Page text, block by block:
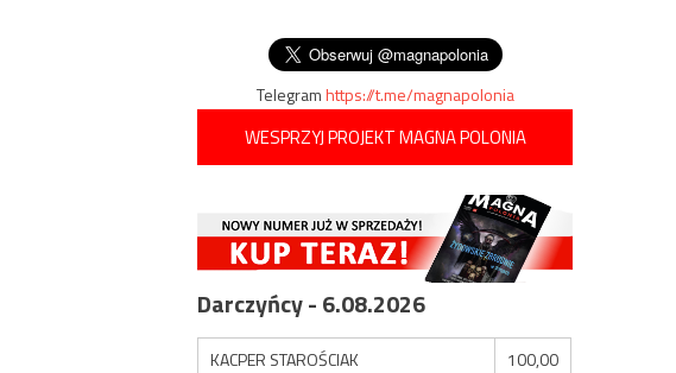
Telegramhttps://t.me/magnapolonia
WESPRZYJ PROJEKT MAGNA POLONIA
Darczyńcy - 6.08.2026
KACPER STAROŚCIAK
100,00